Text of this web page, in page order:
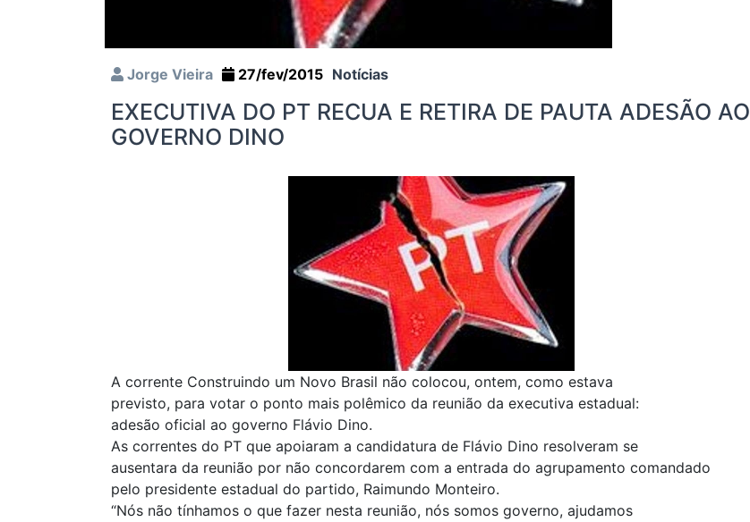
Jorge Vieira 27/fev/2015 Notícias
EXECUTIVA DO PT RECUA E RETIRA DE PAUTA ADESÃO AO
GOVERNO DINO
A corrente Construindo um Novo Brasil não colocou, ontem, como estava
previsto, para votar o ponto mais polêmico da reunião da executiva estadual:
adesão oficial ao governo Flávio Dino.
As correntes do PT que apoiaram a candidatura de Flávio Dino resolveram se
ausentara da reunião por não concordarem com a entrada do agrupamento comandado
pelo presidente estadual do partido, Raimundo Monteiro.
“Nós não tínhamos o que fazer nesta reunião, nós somos governo, ajudamos